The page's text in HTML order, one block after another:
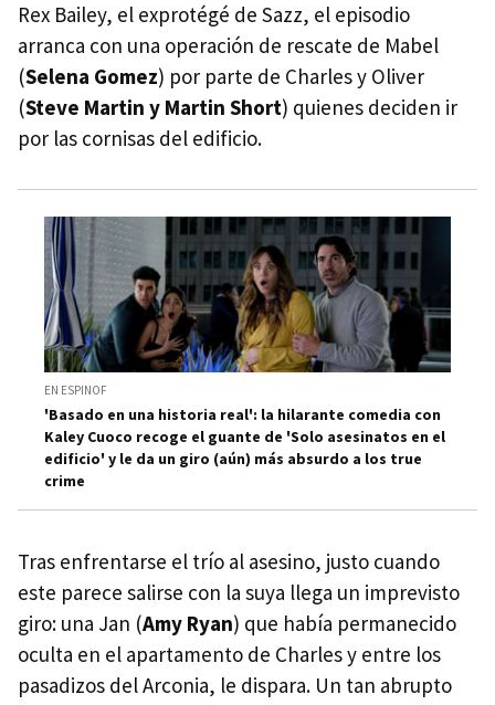
Rex Bailey, el exprotégé de Sazz, el episodio
arranca con una operación de rescate de Mabel
(Selena Gomez) por parte de Charles y Oliver
(Steve Martin y Martin Short) quienes deciden ir
por las cornisas del edificio.
EN ESPINOF
'Basado en una historia real': la hilarante comedia con
Kaley Cuoco recoge el guante de 'Solo asesinatos en el
edificio' y le da un giro (aún) más absurdo a los true
crime
Tras enfrentarse el trío al asesino, justo cuando
este parece salirse con la suya llega un imprevisto
giro: una Jan (Amy Ryan) que había permanecido
oculta en el apartamento de Charles y entre los
pasadizos del Arconia, le dispara. Un tan abrupto